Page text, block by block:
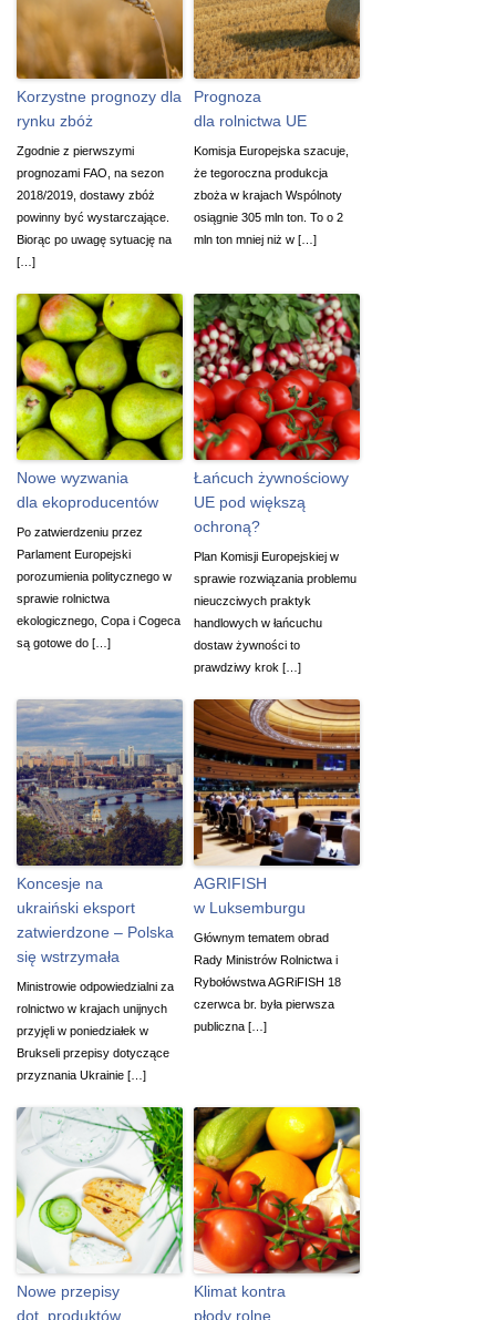
Korzystne prognozy dla
rynku zbóż
Zgodnie z pierwszymi
prognozami FAO, na sezon
2018/2019, dostawy zbóż
powinny być wystarczające.
Biorąc po uwagę sytuację na
[…]
Prognoza
dla rolnictwa UE
Komisja Europejska szacuje,
że tegoroczna produkcja
zboża w krajach Wspólnoty
osiągnie 305 mln ton. To o 2
mln ton mniej niż w […]
Nowe wyzwania
dla ekoproducentów
Po zatwierdzeniu przez
Parlament Europejski
porozumienia politycznego w
sprawie rolnictwa
ekologicznego, Copa i Cogeca
są gotowe do […]
Łańcuch żywnościowy
UE pod większą
ochroną?
Plan Komisji Europejskiej w
sprawie rozwiązania problemu
nieuczciwych praktyk
handlowych w łańcuchu
dostaw żywności to
prawdziwy krok […]
Koncesje na
ukraiński eksport
zatwierdzone – Polska
się wstrzymała
Ministrowie odpowiedzialni za
rolnictwo w krajach unijnych
przyjęli w poniedziałek w
Brukseli przepisy dotyczące
przyznania Ukrainie […]
AGRIFISH
w Luksemburgu
Głównym tematem obrad
Rady Ministrów Rolnictwa i
Rybołówstwa AGRiFISH 18
czerwca br. była pierwsza
publiczna […]
Nowe przepisy
dot. produktów
Klimat kontra
płody rolne